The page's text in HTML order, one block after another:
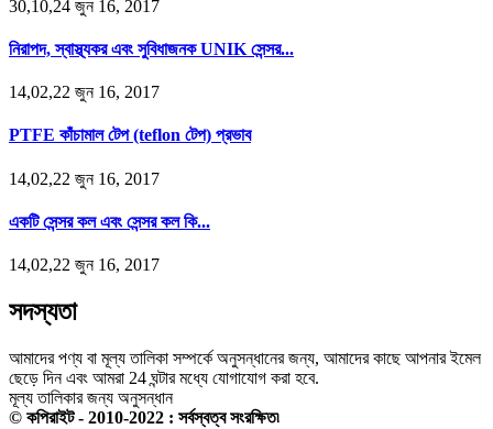
30,10,24 জুন 16, 2017
নিরাপদ, স্বাস্থ্যকর এবং সুবিধাজনক UNIK সেন্সর...
14,02,22 জুন 16, 2017
PTFE কাঁচামাল টেপ (teflon টেপ) প্রভাব
14,02,22 জুন 16, 2017
একটি সেন্সর কল এবং সেন্সর কল কি...
14,02,22 জুন 16, 2017
সদস্যতা
আমাদের পণ্য বা মূল্য তালিকা সম্পর্কে অনুসন্ধানের জন্য, আমাদের কাছে আপনার ইমেল
ছেড়ে দিন এবং আমরা 24 ঘন্টার মধ্যে যোগাযোগ করা হবে.
মূল্য তালিকার জন্য অনুসন্ধান
© কপিরাইট - 2010-2022 : সর্বস্বত্ব সংরক্ষিত৷